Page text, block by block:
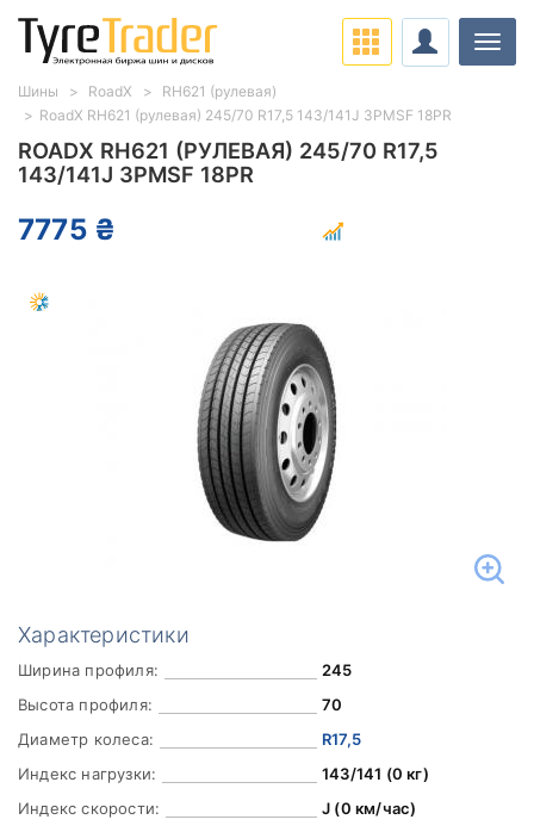
ROADX RH621 (РУЛЕВАЯ) 245/70 R17,5
143/141J 3PMSF 18PR
7775 ₴
Характеристики
Ширина профиля:
245
Высота профиля:
70
Диаметр колеса:
R17,5
Индекс нагрузки:
143/141 (0 кг)
Индекс скорости:
J (0 км/час)
Шины RoadX
RH621 (рулевая)
RoadX RH621 (рулевая) 245/70 R17,5 143/141J 3PMSF 18PR